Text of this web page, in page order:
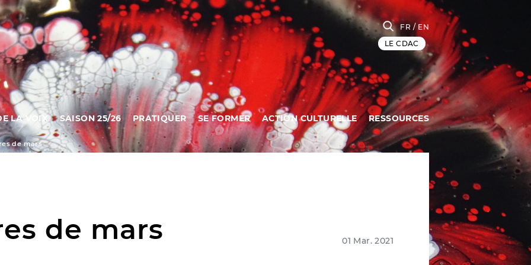
FR / EN
LE CDAC
LA VOIX SAISON 25/26 PRATIQUER SE FORMER ACTION CULTURELLE RESSOURCES
de mars
de mars 01 Mar. 2021